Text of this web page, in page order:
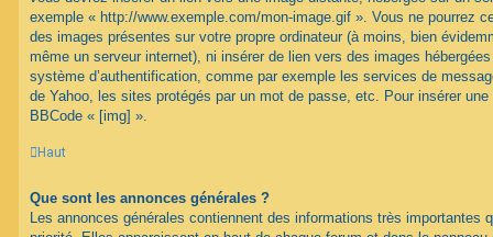
exemple « http://www.exemple.com/mon-image.gif ». Vous ne pourrez
des images présentes sur votre propre ordinateur (à moins, bien
même un serveur internet), ni insérer de lien vers des images
système d’authentification, comme par exemple les services de
de Yahoo, les sites protégés par un mot de passe, etc. Pour insérer
BBCode « [img] ».
Haut
Que sont les annonces générales ?
Les annonces générales contiennent des informations très importantes